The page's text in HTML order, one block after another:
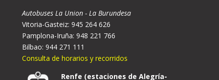
Autobuses La Union - La Burundesa
Vitoria-Gasteiz: 945 264 626
Pamplona-Iruña: 948 221 766
Bilbao: 944 271 111
Consulta de horarios y recorridos
Renfe (estaciones de Alegría-